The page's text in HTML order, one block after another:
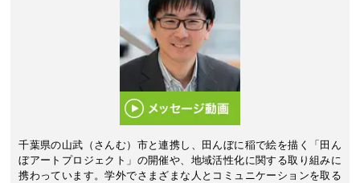
千葉県の山武（さんむ）市と連携し、田んぼに稲で絵を描く「田ん
ぼアートプロジェクト」の開催や、地域活性化に関する取り組みに
携わっています。学外でさまざまな人とコミュニケーションを取る